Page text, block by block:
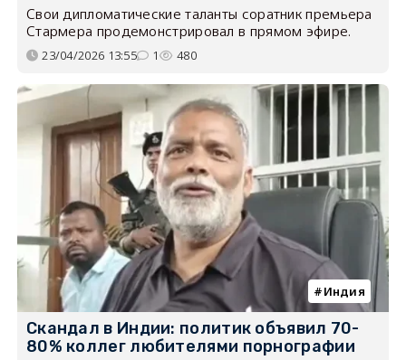
Свои дипломатические таланты соратник премьера
Стармера продемонстрировал в прямом эфире.
23/04/2026 13:55 1 480
Индия
Скандал в Индии: политик объявил 70-
80% коллег любителями порнографии